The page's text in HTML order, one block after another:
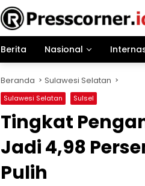
Berita Nasional
Beranda Sulawesi Selatan
Sulawesi Selatan Sulsel
Tingkat
Jadi 4,98
Pulih